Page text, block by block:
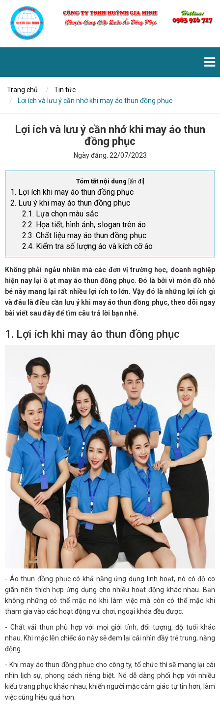
Trang chủ
Tin tức
Lợi ích và lưu ý cần nhớ khi may áo thun đồng phục
Lợi ích và lưu ý cần nhớ khi may áo thun
đồng phục
Ngày đăng: 22/07/2023
Tóm tắt nội dung ẩn đi
1. Lợi ích khi may áo thun đồng phục
2. Lưu ý khi may áo thun đồng phục
2.1. Lựa chọn màu sắc
2.2. Họa tiết, hình ảnh, slogan trên áo
2.3. Chất liệu may áo thun đồng phục
2.4. Kiểm tra số lượng áo và kích cỡ áo
Không phải ngẫu nhiên mà các đơn vị trường học, doanh nghiệp
hiện nay lại ồ ạt may áo thun đồng phục. Đó là bởi vì món đồ nhỏ
bé này mang lại rất nhiều lợi ích to lớn. Vậy đó là những lợi ích gì
và đâu là điều cần lưu ý khi may áo thun đồng phục, theo dõi ngay
bài viết sau đây để tìm câu trả lời bạn nhé.
1. Lợi ích khi may áo thun đồng phục
- Áo thun đồng phục có khả năng ứng dụng linh hoạt, nó có độ co
giãn nên thích hợp ứng dụng cho nhiều hoạt động khác nhau. Bạn
không những có thể mặc nó khi làm việc mà còn có thể mặc khi
tham gia vào các hoạt động vui chơi, ngoại khóa đều được.
- Chất vải thun phù hợp với mọi giới tính, đối tượng, độ tuổi khác
nhau. Khi mặc lên chiếc áo này sẽ đem lại cái nhìn đầy trẻ trung, năng
động.
- Khi may áo thun đồng phục cho công ty, tổ chức thì sẽ mang lại cái
nhìn lịch sự, phong cách riêng biệt. Nó dễ dàng phối hợp với nhiều
kiểu trang phục khác nhau, khiến người mặc cảm giác tự tin hơn, làm
việc cũng hiệu quả hơn.